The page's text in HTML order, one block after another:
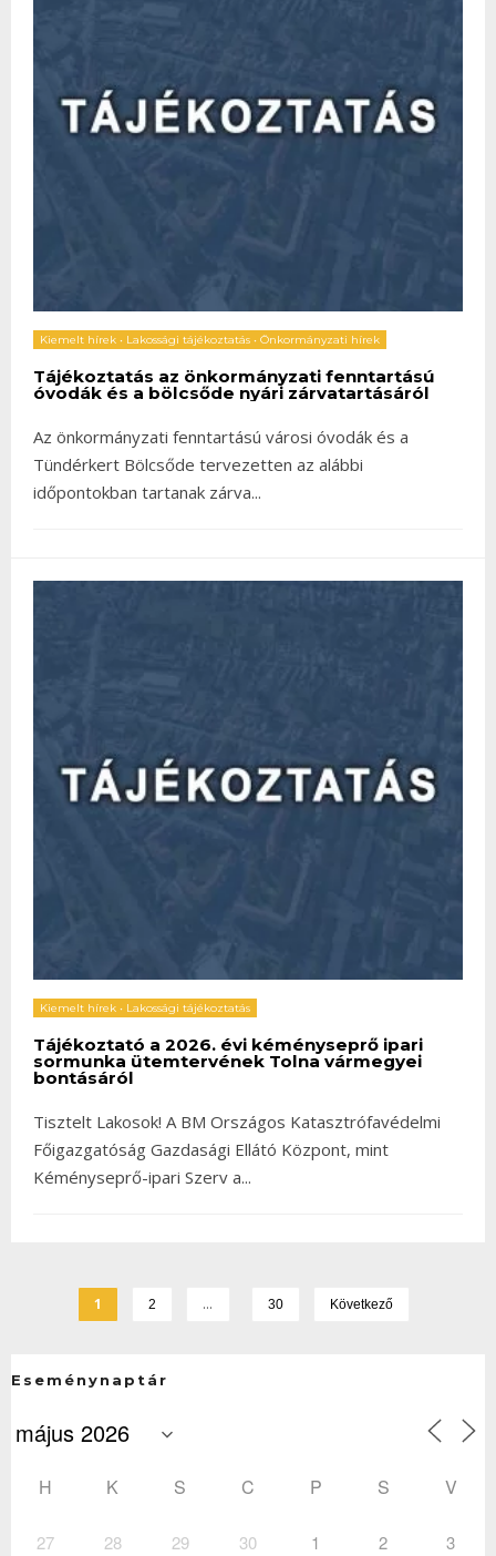
Kiemelt hírek • Lakossági tájékoztatás • Önkormányzati hírek
Tájékoztatás az önkormányzati fenntartású
óvodák és a bölcsőde nyári zárvatartásáról
Az önkormányzati fenntartású városi óvodák és a
Tündérkert Bölcsőde tervezetten az alábbi
időpontokban tartanak zárva...
Kiemelt hírek • Lakossági tájékoztatás
Tájékoztató a 2026. évi kéményseprő ipari
sormunka ütemtervének Tolna vármegyei
bontásáról
Tisztelt Lakosok! A BM Országos Katasztrófavédelmi
Főigazgatóság Gazdasági Ellátó Központ, mint
Kéményseprő-ipari Szerv a...
1 2 … 30 Következő
Eseménynaptár
H K S C P S V
27 28 29 30 1 2 3